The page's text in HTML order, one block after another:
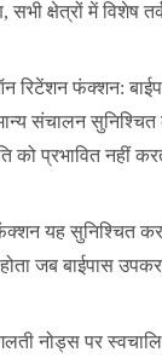
क्षेत्रों में विशेष
रिटेंशन फंक्शन:
संचालन
को प्रभावित नहीं
फ़ंक्शन यह सुनिश्चित
जब बाईपास
नोड्स पर